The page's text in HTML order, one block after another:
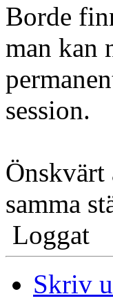
Borde
man kan
session.
samma
Loggat
Skriv